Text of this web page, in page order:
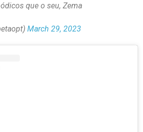
que o seu, Zema
March 29, 2023